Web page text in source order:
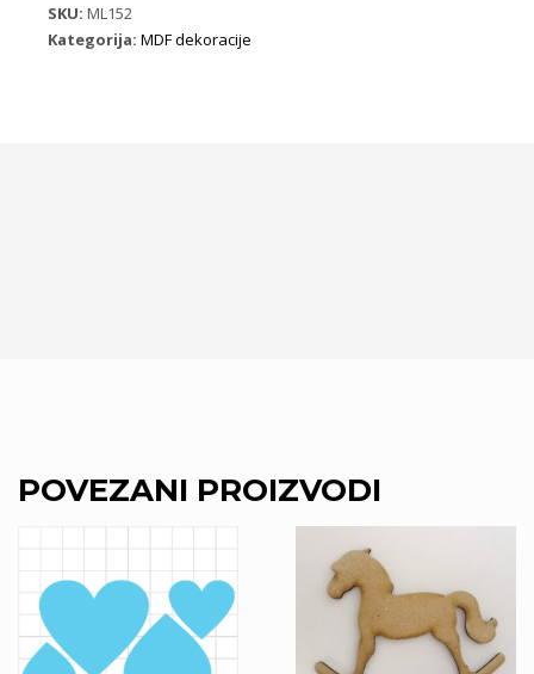
količina
SKU: ML152
Kategorija: MDF dekoracije
POVEZANI PROIZVODI